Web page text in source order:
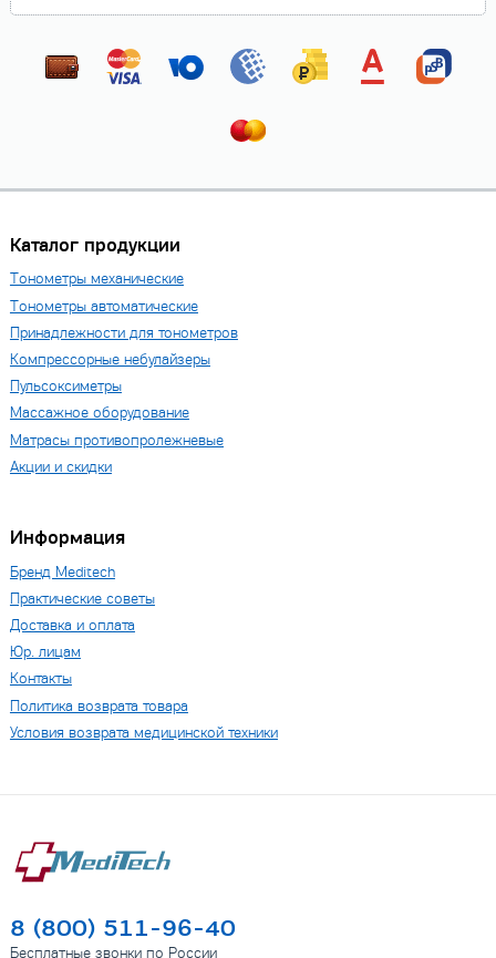
Каталог продукции
Тонометры механические
Тонометры автоматические
Принадлежности для тонометров
Компрессорные небулайзеры
Пульсоксиметры
Массажное оборудование
Матрасы противопролежневые
Акции и скидки
Информация
Бренд Мeditech
Практические советы
Доставка и оплата
Юр. лицам
Контакты
Политика возврата товара
Условия возврата медицинской техники
8 (800) 511-96-40
Бесплатные звонки по России